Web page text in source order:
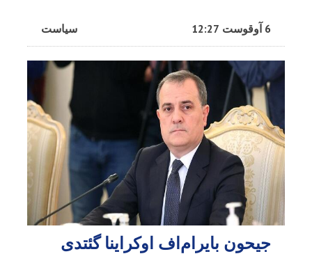
سیاست 6 آوقوست 12:27
جیحون بایرام‌اف اوکراینا گئتدی